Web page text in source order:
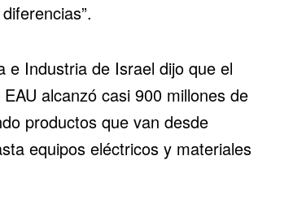
e Industria de Israel dijo que el
alcanzó casi 900 millones de
productos que van desde
equipos eléctricos y materiales